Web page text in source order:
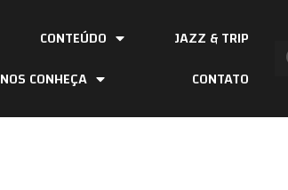
CONTEÚDO
JAZZ & TRIP
NOS CONHEÇA CONTATO